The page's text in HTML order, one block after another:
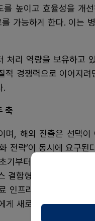
높이고 효율성을 개
가능하게 한다. 이는
처리 역량을 보유하고
적 경쟁력으로 이어지
.
축
며, 해외 진출은 선택
전략’이 동시에 요구
부터 반영하고, 임상
결합형 비즈니스 모델
인프라 수요와 디지털
게 새로운 기회가 열리